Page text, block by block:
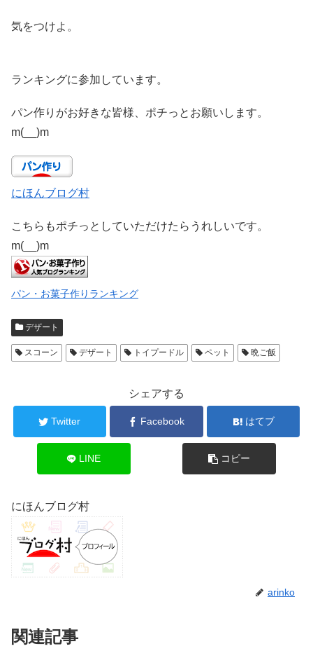
気をつけよ。
ランキングに参加しています。
パン作りがお好きな皆様、ポチっとお願いします。
m(__)m
にほんブログ村
こちらもポチっとしていただけたらうれしいです。
m(__)m
パン・お菓子作りランキング
デザート
スコーン デザート トイプードル ペット 晩ご飯
シェアする
Twitter Facebook はてブ
LINE コピー
にほんブログ村
arinko
関連記事